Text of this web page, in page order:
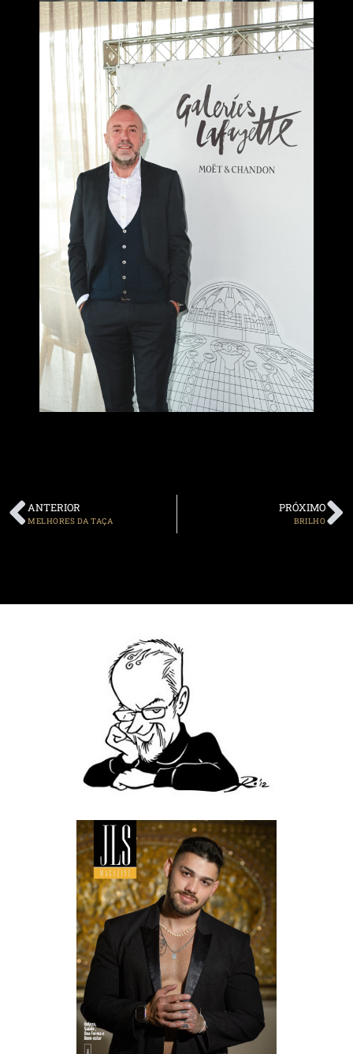
ANTERIOR
MELHORES DA TAÇA
PRÓXIMO
BRILHO